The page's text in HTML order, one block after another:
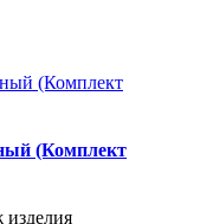
(Комплект